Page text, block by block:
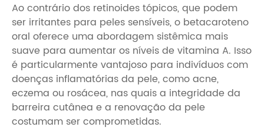
Ao contrário dos retinoides tópicos, que podem
ser irritantes para peles sensíveis, o betacaroteno
oral oferece uma abordagem sistêmica mais
suave para aumentar os níveis de vitamina A. Isso
é particularmente vantajoso para indivíduos com
doenças inflamatórias da pele, como acne,
eczema ou rosácea, nas quais a integridade da
barreira cutânea e a renovação da pele
costumam ser comprometidas.